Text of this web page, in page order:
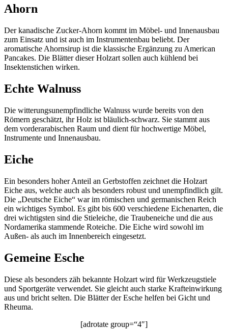
Ahorn
Der kanadische Zucker-Ahorn kommt im Möbel- und Innenausbau
zum Einsatz und ist auch im Instrumentenbau beliebt. Der
aromatische Ahornsirup ist die klassische Ergänzung zu American
Pancakes. Die Blätter dieser Holzart sollen auch kühlend bei
Insektenstichen wirken.
Echte Walnuss
Die witterungsunempfindliche Walnuss wurde bereits von den
Römern geschätzt, ihr Holz ist bläulich-schwarz. Sie stammt aus
dem vorderarabischen Raum und dient für hochwertige Möbel,
Instrumente und Innenausbau.
Eiche
Ein besonders hoher Anteil an Gerbstoffen zeichnet die Holzart
Eiche aus, welche auch als besonders robust und unempfindlich gilt.
Die „Deutsche Eiche“ war im römischen und germanischen Reich
ein wichtiges Symbol. Es gibt bis 600 verschiedene Eichenarten, die
drei wichtigsten sind die Stieleiche, die Traubeneiche und die aus
Nordamerika stammende Roteiche. Die Eiche wird sowohl im
Außen- als auch im Innenbereich eingesetzt.
Gemeine Esche
Diese als besonders zäh bekannte Holzart wird für Werkzeugstiele
und Sportgeräte verwendet. Sie gleicht auch starke Krafteinwirkung
aus und bricht selten. Die Blätter der Esche helfen bei Gicht und
Rheuma.
[adrotate group=“4″]